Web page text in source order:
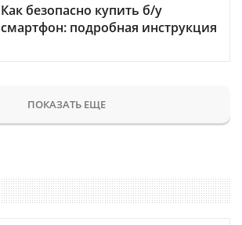
Как безопасно купить б/у
смартфон: подробная инструкция
ПОКАЗАТЬ ЕЩЕ